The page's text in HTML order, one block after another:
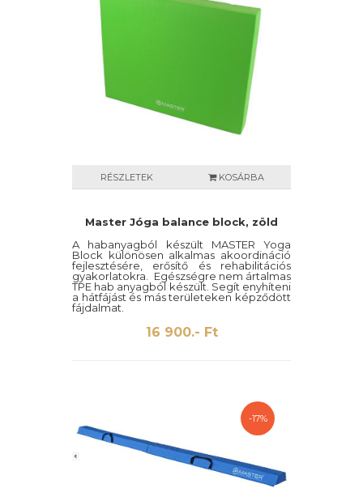
RÉSZLETEK KOSÁRBA
Master Jóga balance block, zöld
A habanyagból készült MASTER Yoga
Block különösen alkalmas akoordináció
fejlesztésére, erősítő és rehabilitációs
gyakorlatokra. Egészségre nem ártalmas
TPE hab anyagból készült. Segít enyhíteni
a hátfájást és más területeken képződött
fájdalmat.
16 900.- Ft
-17%